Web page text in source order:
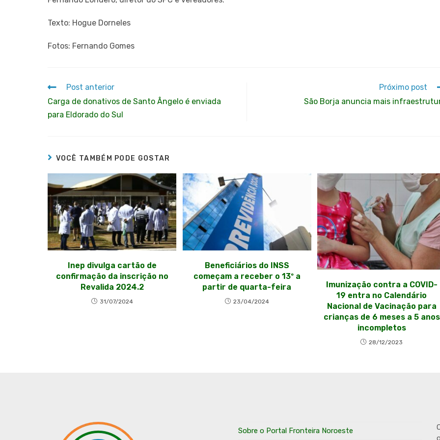
Texto: Hogue Dorneles
Fotos: Fernando Gomes
Post anterior
Carga de donativos de Santo Ângelo é enviada
para Eldorado do Sul
Próximo post
São Borja anuncia mais
VOCÊ TAMBÉM PODE GOSTAR
Inep divulga cartão de
confirmação da inscrição no
Revalida 2024.2
31/07/2024
Beneficiários do INSS
começam a receber o 13º a
partir de quarta-feira
23/04/2024
Imunização contra a COVID-
19 entra no Calendário
Nacional de Vacinação para
crianças de 6 meses a 5 anos
incompletos
28/12/2023
Sobre o Portal Fronteira Noroeste